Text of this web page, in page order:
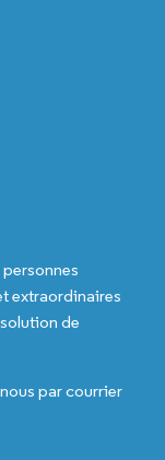
extraordinaires
de
par courrier